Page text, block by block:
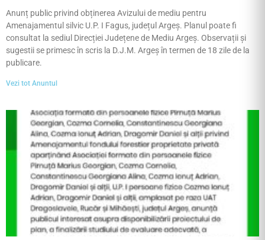
Anunț public privind obținerea Avizului de mediu pentru
Amenajamentul silvic U.P. I Fagus, județul Argeș. Planul poate fi
consultat la sediul Direcției Județene de Mediu Argeș. Observații și
sugestii se primesc în scris la D.J.M. Argeș în termen de 18 zile de la
publicare.
Vezi tot Anuntul